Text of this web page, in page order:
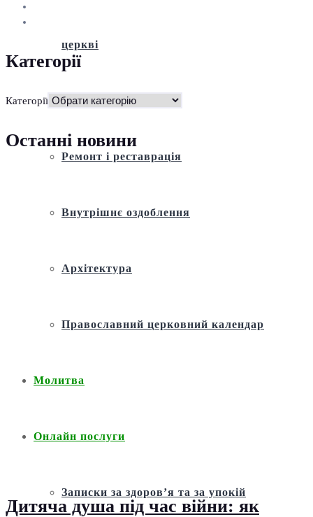
церкві
Історія
Ремонт і реставрація
Внутрішнє оздоблення
Архітектура
Православний церковний календар
Молитва
Онлайн послуги
Записки за здоров’я та за упокій
Категорії
Категорії
Останні новини
Дитяча душа під час війни: як